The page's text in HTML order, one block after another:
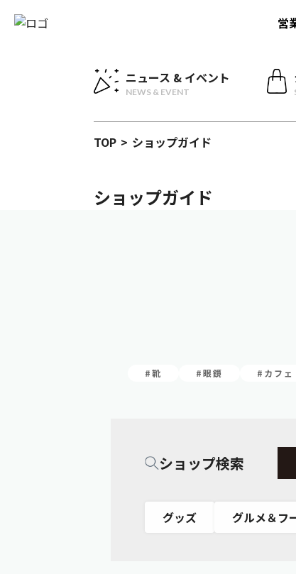
営
ニュース & イベント
NEWS & EVENT
TOP > ショップガイド
ショップガイド
#靴 #眼鏡 #カフェ
ショップ検索
グッズ グルメ＆フ